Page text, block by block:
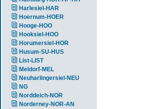
Harlesiel-HAR
Hoernum-HOER
Hooge-HOO
Hooksiel-HOO
Horumersiel-HOR
Husum-SU-HUS
List-LIST
Meldorf-MEL
Neuharlingersiel-NEU
NG
Norddeich-NOR
Norderney-NOR-AN